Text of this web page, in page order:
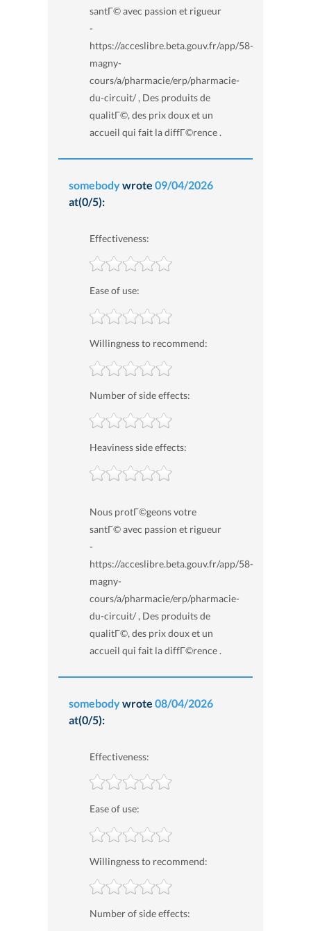
santГ© avec passion et rigueur
-
https://acceslibre.beta.gouv.fr/app/58-
magny-
cours/a/pharmacie/erp/pharmacie-
du-circuit/ , Des produits de
qualitГ©, des prix doux et un
accueil qui fait la diffГ©rence .
somebodywrote 09/04/2026
at(0/5):
Effectiveness:
Ease of use:
Willingness to recommend:
Number of side effects:
Heaviness side effects:
Nous protГ©geons votre
santГ© avec passion et rigueur
-
https://acceslibre.beta.gouv.fr/app/58-
magny-
cours/a/pharmacie/erp/pharmacie-
du-circuit/ , Des produits de
qualitГ©, des prix doux et un
accueil qui fait la diffГ©rence .
somebodywrote 08/04/2026
at(0/5):
Effectiveness:
Ease of use:
Willingness to recommend:
Number of side effects: